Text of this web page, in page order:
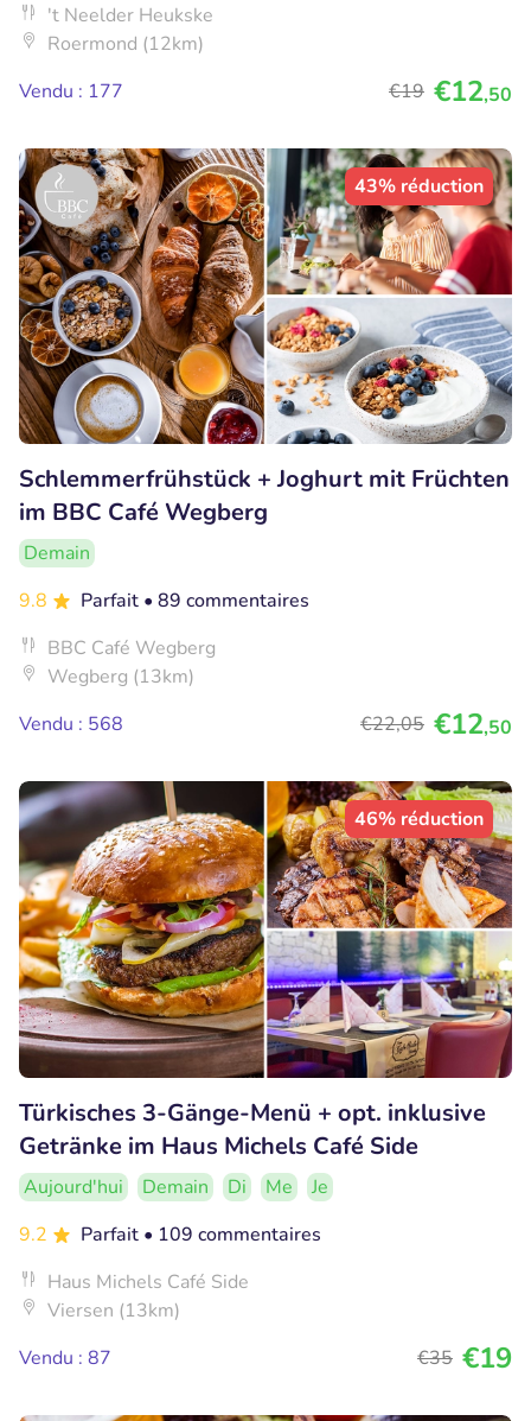
't Neelder Heukske
Roermond (12km)
Vendu : 177
€19 €12,50
43% réduction
Schlemmerfrühstück + Joghurt mit Früchten
im BBC Café Wegberg
Demain
9.8
Parfait • 89 commentaires
BBC Café Wegberg
Wegberg (13km)
Vendu : 568
€22,05 €12,50
46% réduction
Türkisches 3-Gänge-Menü + opt. inklusive
Getränke im Haus Michels Café Side
Aujourd'hui Demain Di Me
Je
9.2
Parfait • 109 commentaires
Haus Michels Café Side
Viersen (13km)
Vendu : 87
€35 €19